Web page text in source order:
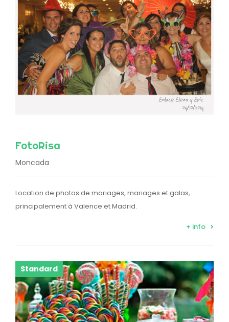
FotoRisa
Moncada
Location de photos de mariages, mariages et galas,
principalement à Valence et Madrid.
+ info
Standard